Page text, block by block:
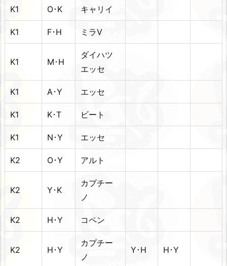
K1 O･K キャリイ
K1 F･H ミラV
K1 M･H
ダイハツ
エッセ
K1 A･Y エッセ
K1 K･T ビート
K1 N･Y エッセ
K2 O･Y アルト
K2 Y･K
カプチー
ノ
K2 H･Y コペン
K2 H･Y
カプチー
ノ
Y･H H･Y